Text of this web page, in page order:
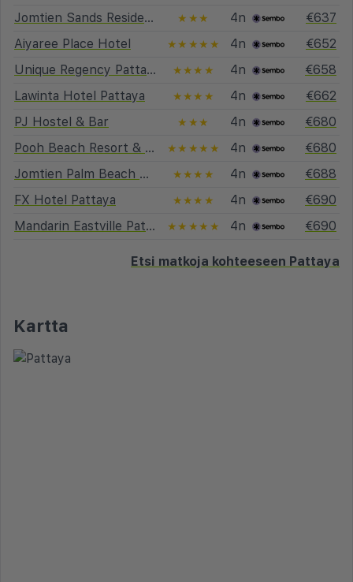
Jomtien Sands Residence
★★★ 4n
€637
Aiyaree Place Hotel
★★★★★ 4n
€652
Unique Regency Pattaya
★★★★ 4n
€658
Lawinta Hotel Pattaya
★★★★ 4n
€662
PJ Hostel & Bar
★★★ 4n
€680
Pooh Beach Resort & Spa
★★★★★ 4n
€680
Jomtien Palm Beach Hotel & Resort
★★★★ 4n
€688
FX Hotel Pattaya
★★★★ 4n
€690
Mandarin Eastville Pattaya
★★★★★ 4n €690
Etsi matkoja kohteeseen Pattaya
Kartta